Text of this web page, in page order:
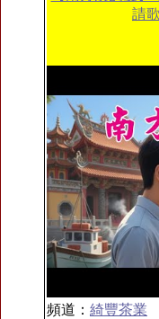
請
頻道： 綺豐茶業